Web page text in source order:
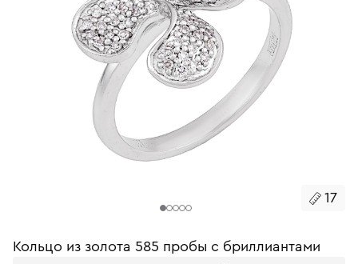
17
Кольцо из золота 585 пробы с бриллиантами